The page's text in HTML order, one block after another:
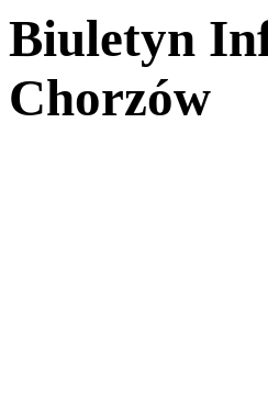
Biuletyn
Chorzów